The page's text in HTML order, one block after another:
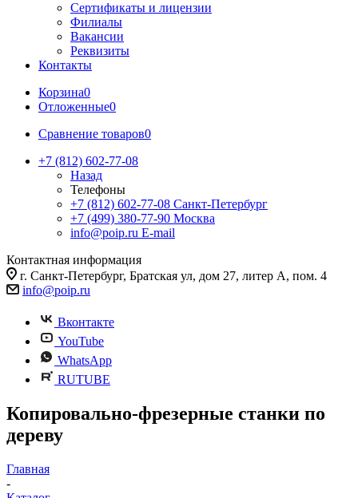
Сертификаты и лицензии
Филиалы
Вакансии
Реквизиты
Контакты
Корзина0
Отложенные0
Сравнение товаров0
+7 (812) 602-77-08
Назад
Телефоны
+7 (812) 602-77-08 Санкт-Петербург
+7 (499) 380-77-90 Москва
info@poip.ru E-mail
Контактная информация
г. Санкт-Петербург, Братская ул, дом 27, литер А, пом. 4
info@poip.ru
Вконтакте
YouTube
WhatsApp
RUTUBE
Копировально-фрезерные станки по
дереву
Главная
-